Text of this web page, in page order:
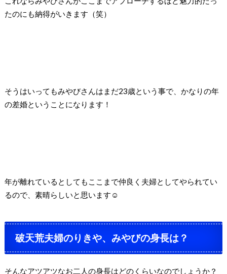
たのにも納得がいきます（笑）
そうはいってもみやびさんはまだ23歳という事で、かなりの年
の差婚ということになります！
年が離れているとしてもここまで仲良く夫婦としてやられてい
るので、素晴らしいと思います ☺
破天荒夫婦のりきや、みやびの身長は？
そんなアツアツなお二人の身長はどのくらいなのでしょうか？